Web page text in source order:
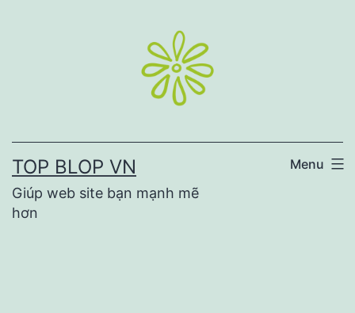
TOP BLOP VN
Giúp web site bạn mạnh mẽ
hơn
Menu